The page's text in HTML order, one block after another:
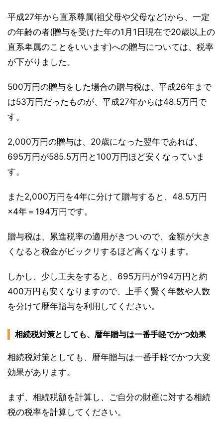
平成27年から直系尊属(祖父母や父母など)から、一定
の年齢の者(贈与を受けた年の1月1日現在で20歳以上の
直系卑属のことをいいます)への贈与については、税率
が下がりました。
500万円の贈与をした場合の贈与税は、平成26年まで
は53万円だったものが、平成27年からは48.5万円で
す。
2,000万円の贈与は、20歳になった翌年であれば、
695万円が585.5万円と100万円ほど安くなっていま
す。
また2,000万円を4年に分けて贈与すると、48.5万円
×4年＝194万円です。
贈与税は、累進税率の適用がきついので、金額が大き
くなると税金がビックリするほど高くなります。
しかし、少し工夫をすると、695万円が194万円と約
400万円も安くなりますので、上手く賢く年数や人数
を分けて暦年贈与を利用してください。
相続税対策としても、暦年贈与は一番手軽でかつ効果
相続税対策としても、暦年贈与は一番手軽でかつ大変
効果があります。
まず、相続税額を計算し、ご自分の財産に対する相続
税の税率を計算してください。